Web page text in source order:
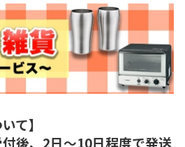
て】
後、2日～10日程度で発送